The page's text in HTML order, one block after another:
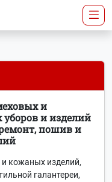
и
и изделий
пошив и
кожаных изделий,
галантереи,